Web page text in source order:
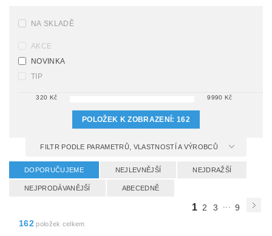
NA SKLADĚ
AKCE
NOVINKA
TIP
320 Kč 9990 Kč
POLOŽEK K ZOBRAZENÍ: 162
FILTR PODLE PARAMETRŮ, VLASTNOSTÍ A VÝROBCŮ
DOPORUČUJEME NEJLEVNĚJŠÍ NEJDRAŽŠÍ
NEJPRODÁVANĚJŠÍ ABECEDNĚ
1 2 3
9
162položek celkem